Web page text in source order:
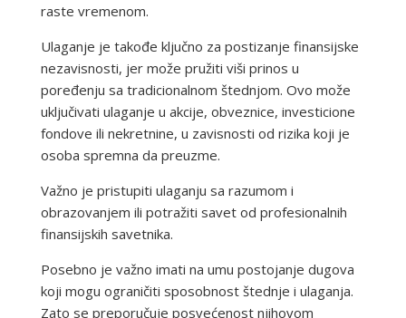
raste vremenom.
Ulaganje je takođe ključno za postizanje finansijske
nezavisnosti, jer može pružiti viši prinos u
poređenju sa tradicionalnom štednjom. Ovo može
uključivati ulaganje u akcije, obveznice, investicione
fondove ili nekretnine, u zavisnosti od rizika koji je
osoba spremna da preuzme.
Važno je pristupiti ulaganju sa razumom i
obrazovanjem ili potražiti savet od profesionalnih
finansijskih savetnika.
Posebno je važno imati na umu postojanje dugova
koji mogu ograničiti sposobnost štednje i ulaganja.
Zato se preporučuje posvećenost njihovom